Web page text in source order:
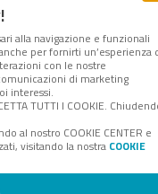
alla navigazione e funzionali
per fornirti un’esperienza
con le nostre
di marketing
interessi.
TUTTI I COOKIE.
al nostro COOKIE CENTER e
visitando la nostra COOKIE